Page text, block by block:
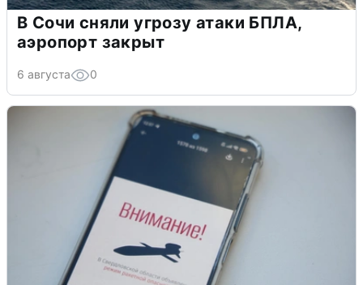
В Сочи сняли угрозу атаки БПЛА,
аэропорт закрыт
6 августа 0